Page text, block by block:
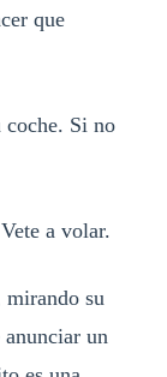
que
Si no
a volar.
su
un